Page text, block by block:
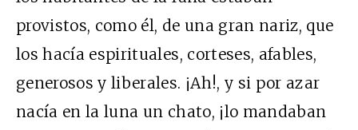
provistos, como él, de una gran nariz, que
los hacía espirituales, corteses, afables,
generosos y liberales. ¡Ah!, y si por azar
nacía en la luna un chato, ¡lo mandaban